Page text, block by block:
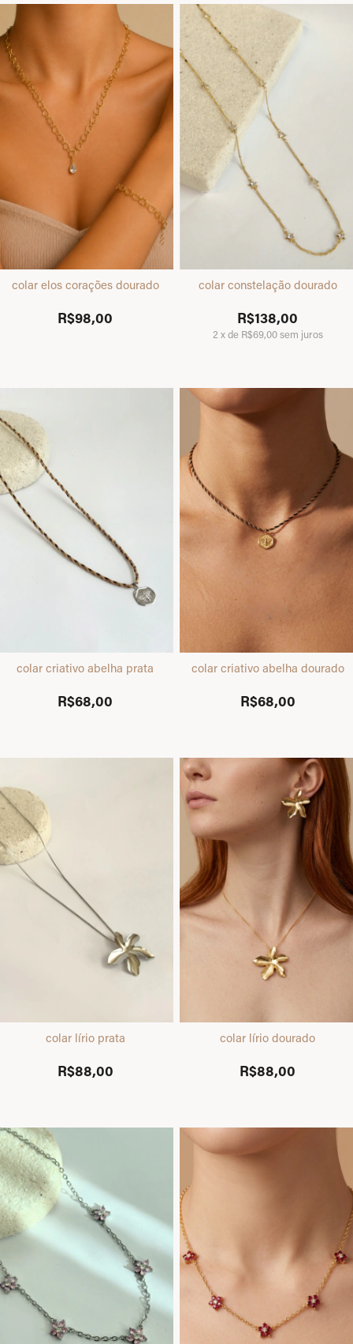
colar elos corações dourado
R$98,00
colar constelação dourado
R$138,00
2 xde R$69,00sem juros
colar criativo abelha prata
R$68,00
colar criativo abelha dourado
R$68,00
colar lírio prata
R$88,00
colar lírio dourado
R$88,00